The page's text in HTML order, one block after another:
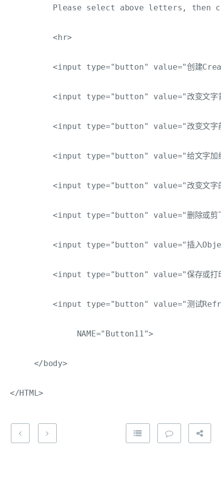
Please select above letters, then
         <hr>
<input type="button" value="创建
<input type="button" value="改变文
<input type="button" value="改变文
<input type="button" value="给文字
<input type="button" value="改变文
<input type="button" value="删除或
<input type="button" value="插入
<input type="button" value="保存或
<input type="button" value="测试
              NAME="Button11">
     </body>